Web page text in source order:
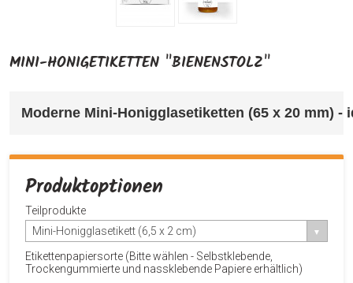
MINI-HONIGETIKETTEN "BIENENSTOLZ"
Moderne Mini-Honigglasetiketten (65 x 20 mm) -
Produktoptionen
Teilprodukte
Mini-Honigglasetikett (6,5 x 2 cm)
Etikettenpapiersorte (Bitte wählen - Selbstklebende,
Trockengummierte und nassklebende Papiere erhältlich)